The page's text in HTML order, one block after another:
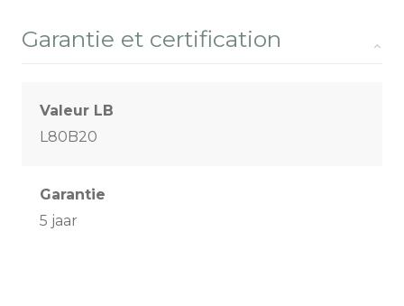
Garantie et certification
Valeur LB
L80B20
Garantie
5 jaar